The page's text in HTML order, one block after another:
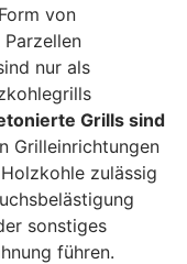
von
nur als
Grills sind
Grilleinrichtungen
zulässig
sonstiges
führen.